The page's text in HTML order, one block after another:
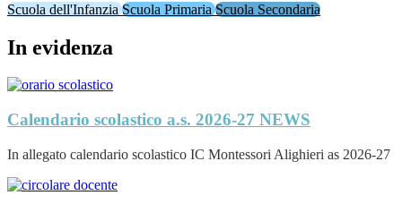
Scuola dell'InfanziaScuola PrimariaScuola Secondaria
In evidenza
Calendario scolastico a.s. 2026-27 NEWS
In allegato calendario scolastico IC Montessori Alighieri as 2026-27